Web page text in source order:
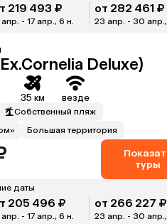
219 493 ₽
апр. - 17 апр., 6 н.
от 282 461 ₽
23 апр. - 30
Deluxe)
35 км везде
Собственный пляж
Большая территория
туры
даты
205 496 ₽
апр. - 17 апр., 6 н.
от 266 227 ₽
23 апр. - 30